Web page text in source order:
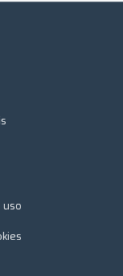
uso